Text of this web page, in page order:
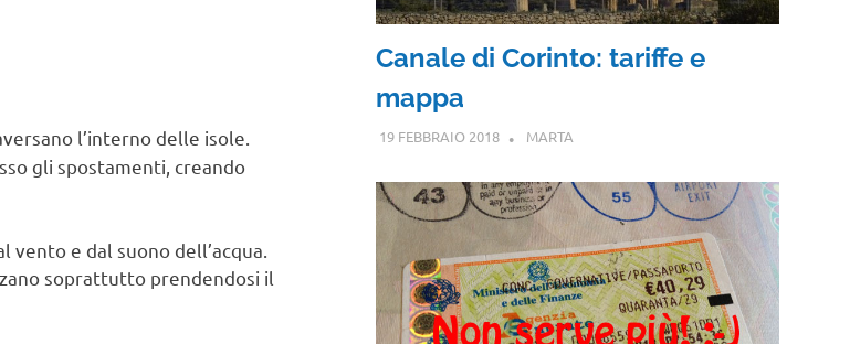
l’interno delle isole.
gli spostamenti, creando
e dal suono dell’acqua.
soprattutto prendendosi il
Canale di Corinto: tariffe e
mappa
19 FEBBRAIO 2018 MARTA